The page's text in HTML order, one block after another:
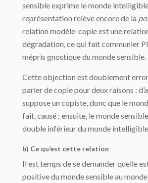
sensible exprime le monde
représentation relève encore de la
relation mo­dèle-copie est une
dégradation, ce qui fait communier
mépris gnostique du monde sensible.
Cette objection est doublement
parler de copie pour deux raisons :
suppose un copiste, donc que le
fait, causé ; en­suite, le monde sensible
double inférieur du monde
b) Ce qu’est cette relation
Il est temps de se demander quelle
positive du monde sensible au